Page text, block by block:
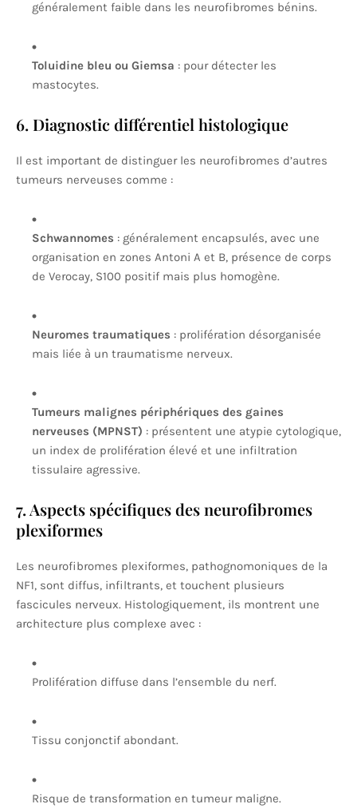
généralement faible dans les neurofibromes bénins.
Toluidine bleu ou Giemsa : pour détecter les
mastocytes.
6. Diagnostic différentiel histologique
Il est important de distinguer les neurofibromes d’autres
tumeurs nerveuses comme :
Schwannomes : généralement encapsulés, avec une
organisation en zones Antoni A et B, présence de corps
de Verocay, S100 positif mais plus homogène.
Neuromes traumatiques : prolifération désorganisée
mais liée à un traumatisme nerveux.
Tumeurs malignes périphériques des gaines
nerveuses (MPNST) : présentent une atypie cytologique,
un index de prolifération élevé et une infiltration
tissulaire agressive.
7. Aspects spécifiques des neurofibromes
plexiformes
Les neurofibromes plexiformes, pathognomoniques de la
NF1, sont diffus, infiltrants, et touchent plusieurs
fascicules nerveux. Histologiquement, ils montrent une
architecture plus complexe avec :
Prolifération diffuse dans l’ensemble du nerf.
Tissu conjonctif abondant.
Risque de transformation en tumeur maligne.